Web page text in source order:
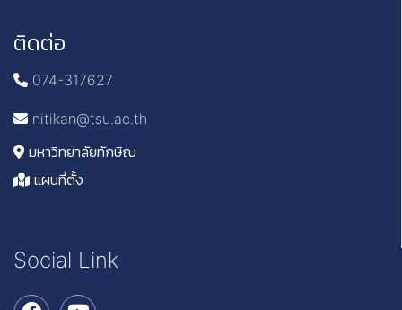
ติดต่อ
074-317627
nitikan@tsu.ac.th
มหาวิทยาลัยทักษิณ
แผนที่ตั้ง
Social Link